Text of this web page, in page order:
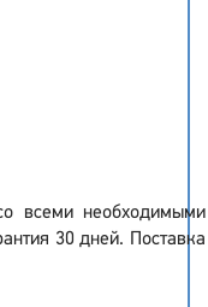
всеми необходимыми
30 дней. Поставка